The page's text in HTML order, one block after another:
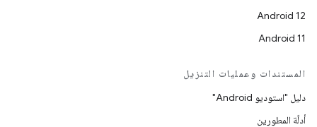
Android 12
Android 11
المستندات وعمليات التنزيل
دليل "استوديو Android"
أدلّة المطورين